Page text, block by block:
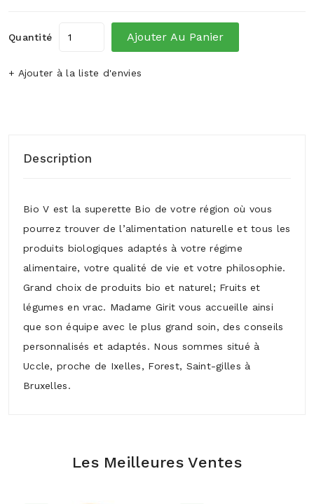
Quantité Ajouter Au Panier
+ Ajouter à la liste d'envies
Description
Bio V est la superette Bio de votre région où vous
pourrez trouver de l’alimentation naturelle et tous les
produits biologiques adaptés à votre régime
alimentaire, votre qualité de vie et votre philosophie.
Grand choix de produits bio et naturel; Fruits et
légumes en vrac. Madame Girit vous accueille ainsi
que son équipe avec le plus grand soin, des conseils
personnalisés et adaptés. Nous sommes situé à
Uccle, proche de Ixelles, Forest, Saint-gilles à
Bruxelles.
Les Meilleures Ventes